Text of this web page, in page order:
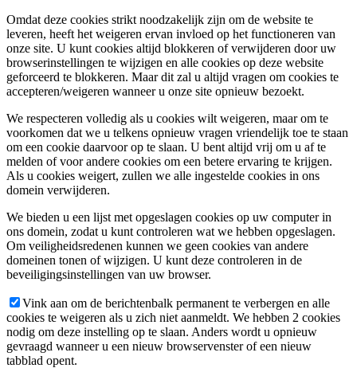
Omdat deze cookies strikt noodzakelijk zijn om de website te
leveren, heeft het weigeren ervan invloed op het functioneren van
onze site. U kunt cookies altijd blokkeren of verwijderen door uw
browserinstellingen te wijzigen en alle cookies op deze website
geforceerd te blokkeren. Maar dit zal u altijd vragen om cookies te
accepteren/weigeren wanneer u onze site opnieuw bezoekt.
We respecteren volledig als u cookies wilt weigeren, maar om te
voorkomen dat we u telkens opnieuw vragen vriendelijk toe te staan
om een cookie daarvoor op te slaan. U bent altijd vrij om u af te
melden of voor andere cookies om een betere ervaring te krijgen.
Als u cookies weigert, zullen we alle ingestelde cookies in ons
domein verwijderen.
We bieden u een lijst met opgeslagen cookies op uw computer in
ons domein, zodat u kunt controleren wat we hebben opgeslagen.
Om veiligheidsredenen kunnen we geen cookies van andere
domeinen tonen of wijzigen. U kunt deze controleren in de
beveiligingsinstellingen van uw browser.
Vink aan om de berichtenbalk permanent te verbergen en alle
cookies te weigeren als u zich niet aanmeldt. We hebben 2 cookies
nodig om deze instelling op te slaan. Anders wordt u opnieuw
gevraagd wanneer u een nieuw browservenster of een nieuw
tabblad opent.